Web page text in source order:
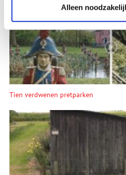
Alleen
Tien verdwenen pretparken